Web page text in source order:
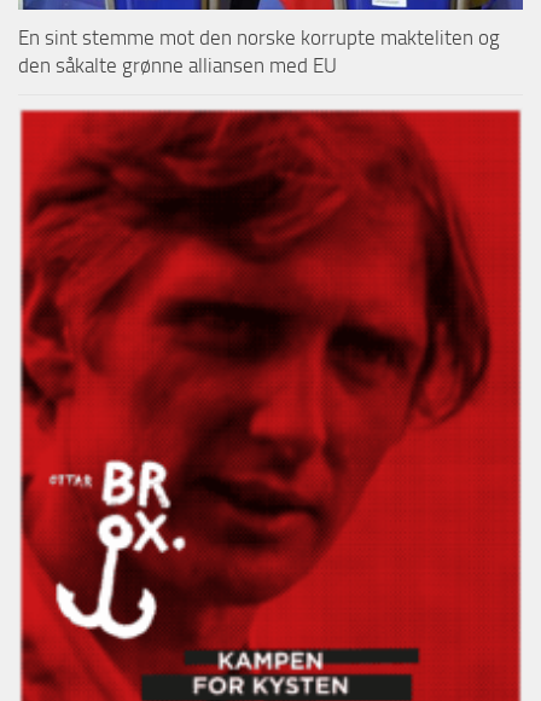
En sint stemme mot den norske korrupte makteliten og
den såkalte grønne alliansen med EU